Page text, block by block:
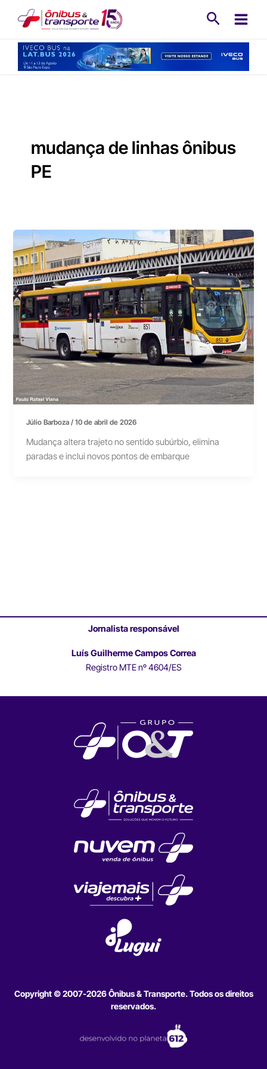
conteúdo
mudança de linhas ônibus
PE
Júlio Barboza/10 de abril de 2026
Mudança altera trajeto no sentido subúrbio, elimina
paradas e inclui novos pontos de embarque
Jornalista responsável
Luís Guilherme Campos Correa
Registro MTE nº 4604/ES
Copyright © 2007-2026 Ônibus & Transporte. Todos os direitos
reservados.